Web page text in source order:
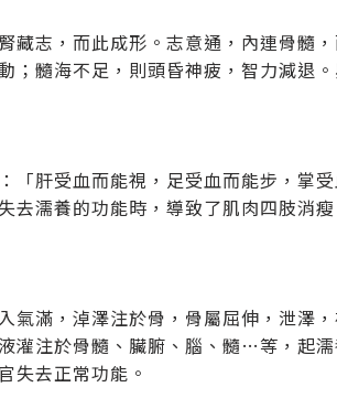
藏志，而此成形。志意通，內連骨髓
；髓海不足，則頭昏神疲，智力減退
「肝受血而能視，足受血而能步，掌
去濡養的功能時，導致了肌肉四肢消瘦
氣滿，淖澤注於骨，骨屬屈伸，泄澤
灌注於骨髓、臟腑、腦、髓…等，起
失去正常功能。